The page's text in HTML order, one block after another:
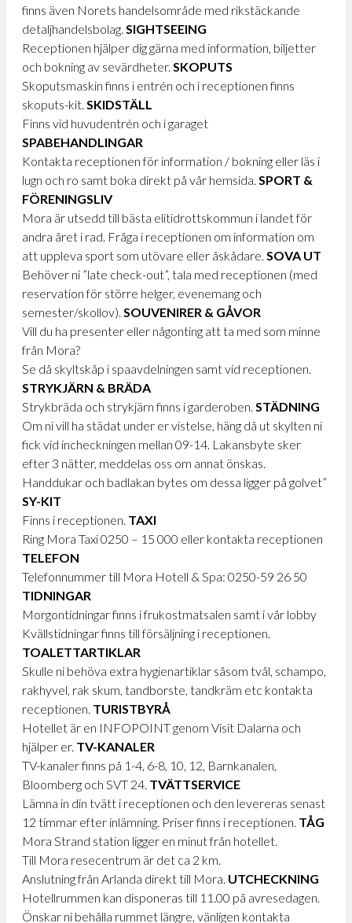
finns även Norets handelsområde med rikstäckande
detaljhandelsbolag. SIGHTSEEING
Receptionen hjälper dig gärna med information, biljetter
och bokning av sevärdheter. SKOPUTS
Skoputsmaskin finns i entrén och i receptionen finns
skoputs-kit. SKIDSTÄLL
Finns vid huvudentrén och i garaget
SPABEHANDLINGAR
Kontakta receptionen för information / bokning eller läs i
lugn och ro samt boka direkt på vår hemsida. SPORT &
FÖRENINGSLIV
Mora är utsedd till bästa elitidrottskommun i landet för
andra året i rad. Fråga i receptionen om information om
att uppleva sport som utövare eller åskådare. SOVA UT
Behöver ni ”late check-out”, tala med receptionen (med
reservation för större helger, evenemang och
semester/skollov). SOUVENIRER & GÅVOR
Vill du ha presenter eller någonting att ta med som minne
från Mora?
Se då skyltskåp i spaavdelningen samt vid receptionen.
STRYKJÄRN & BRÄDA
Strykbräda och strykjärn finns i garderoben. STÄDNING
Om ni vill ha städat under er vistelse, häng då ut skylten ni
fick vid incheckningen mellan 09-14. Lakansbyte sker
efter 3 nätter, meddelas oss om annat önskas.
Handdukar och badlakan bytes om dessa ligger på golvet”
SY-KIT
Finns i receptionen. TAXI
Ring Mora Taxi 0250 – 15 000 eller kontakta receptionen
TELEFON
Telefonnummer till Mora Hotell & Spa: 0250-59 26 50
TIDNINGAR
Morgontidningar finns i frukostmatsalen samt i vår lobby
Kvällstidningar finns till försäljning i receptionen.
TOALETTARTIKLAR
Skulle ni behöva extra hygienartiklar såsom tvål, schampo,
rakhyvel, rak skum, tandborste, tandkräm etc kontakta
receptionen. TURISTBYRÅ
Hotellet är en INFOPOINT genom Visit Dalarna och
hjälper er. TV-KANALER
TV-kanaler finns på 1-4, 6-8, 10, 12, Barnkanalen,
Bloomberg och SVT 24. TVÄTTSERVICE
Lämna in din tvätt i receptionen och den levereras senast
12 timmar efter inlämning. Priser finns i receptionen. TÅG
Mora Strand station ligger en minut från hotellet.
Till Mora resecentrum är det ca 2 km.
Anslutning från Arlanda direkt till Mora. UTCHECKNING
Hotellrummen kan disponeras till 11.00 på avresedagen.
Önskar ni behålla rummet längre, vänligen kontakta